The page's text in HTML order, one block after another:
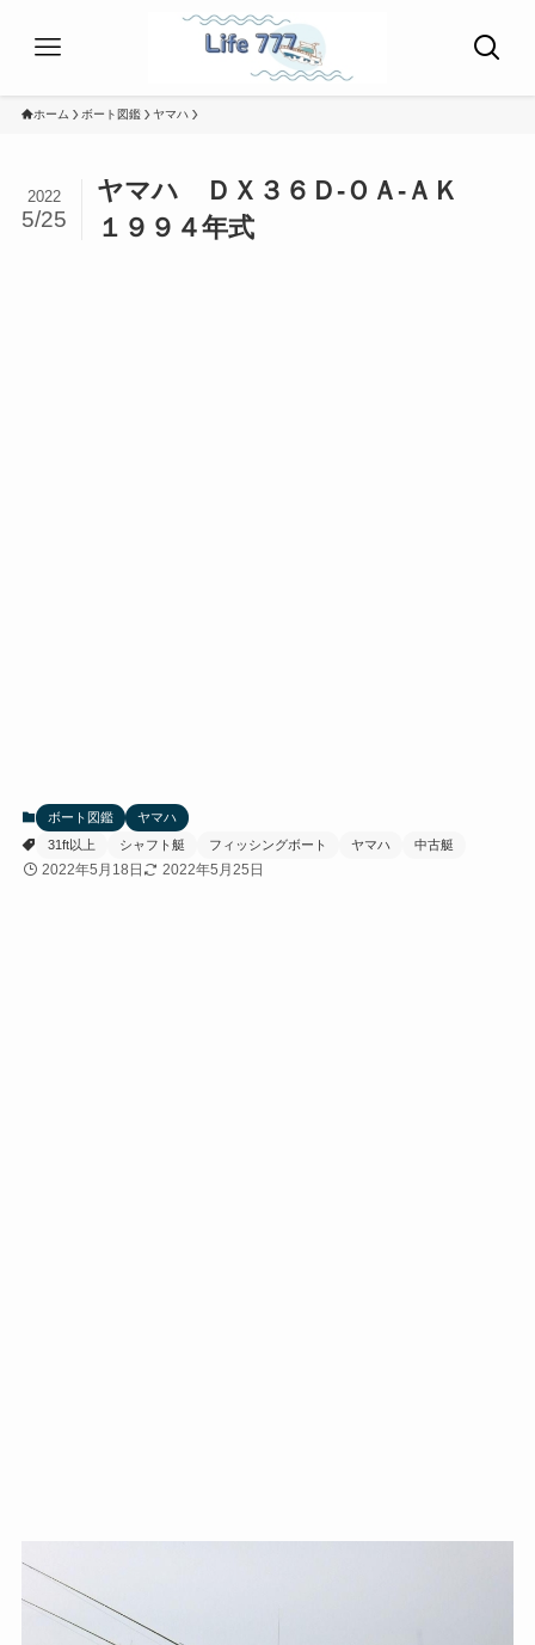
ホーム ボート図鑑 ヤマハ
ヤマハ ＤＸ３６Ｄ-ＯＡ-ＡＫ
１９９４年式
2022
5/25
ボート図鑑
ヤマハ
31ft以上
シャフト艇 フィッシングボート ヤマハ 中古艇
2022年5月18日 2022年5月25日